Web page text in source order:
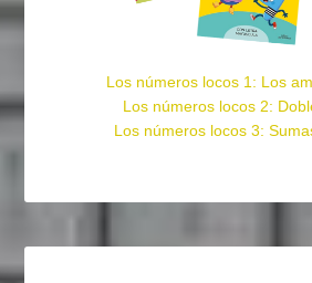
Los números locos 1: Los
Los números locos 2:
Los números locos 3: